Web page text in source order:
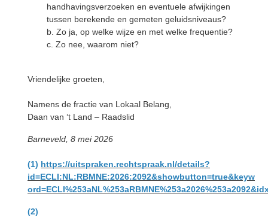
handhavingsverzoeken en eventuele afwijkingen
tussen berekende en gemeten geluidsniveaus?
b. Zo ja, op welke wijze en met welke frequentie?
c. Zo nee, waarom niet?
Vriendelijke groeten,
Namens de fractie van Lokaal Belang,
Daan van ‘t Land – Raadslid
Barneveld, 8 mei 2026
(1) https://uitspraken.rechtspraak.nl/details?
id=ECLI:NL:RBMNE:2026:2092&showbutton=true&keyw
(2)